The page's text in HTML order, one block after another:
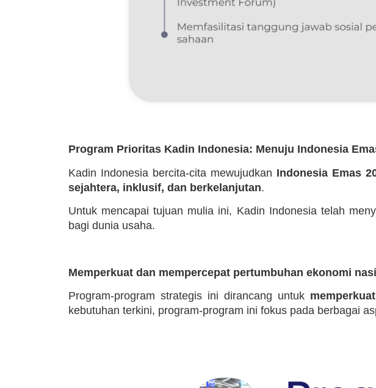
Program Prioritas Kadin Indonesia: Menuju Indonesia
Kadin Indonesia bercita-cita mewujudkan Indonesia Emas
sejahtera, inklusif, dan berkelanjutan.
Untuk mencapai tujuan mulia ini, Kadin Indonesia telah
bagi dunia usaha.
Memperkuat dan mempercepat pertumbuhan ekonomi
Program-program strategis ini dirancang untuk
kebutuhan terkini, program-program ini fokus pada berbagai